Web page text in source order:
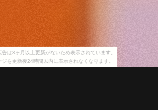
は3ヶ月以上更新がないため表示されています。
ジを更新後24時間以内に表示されなくなります。